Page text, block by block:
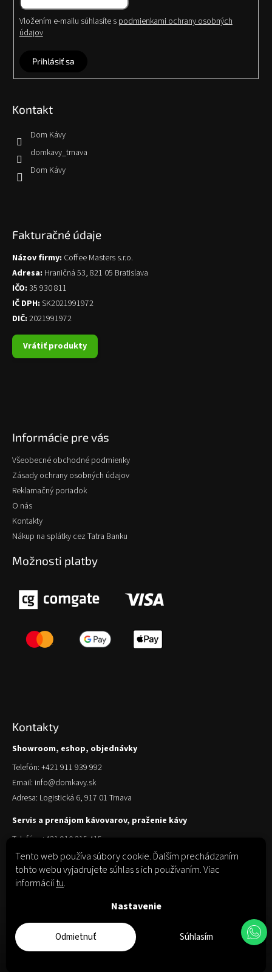
Tento web používa súbory cookie. Ďalším prechádzaním
tohto webu vyjadrujete súhlas s ich používaním. Viac
informáciítu.
Nastavenie
Odmietnuť Súhlasím
Vložením e-mailu súhlasíte s podmienkami ochrany osobných
údajov
Prihlásiť sa
Kontakt
Dom Kávy
domkavy_trnava
Dom Kávy
Fakturačné údaje
Názov firmy: Coffee Masters s.r.o.
Adresa: Hraničná 53, 821 05 Bratislava
IČO: 35 930 811
IČ DPH: SK2021991972
DIČ: 2021991972
Vrátiť produkty
Informácie pre vás
Všeobecné obchodné podmienky
Zásady ochrany osobných údajov
Reklamačný poriadok
O nás
Kontakty
Nákup na splátky cez Tatra Banku
Možnosti platby
Kontakty
Showroom, eshop, objednávky
Telefón: +421 911 939 992
Email: info@domkavy.sk
Adresa: Logistická 6, 917 01 Trnava
Servis a prenájom kávovarov, praženie kávy
Telefón: +421 910 315 415
Email: obchod@domkavy.sk
Adresa: Logistická 6, 917 01 Trnava